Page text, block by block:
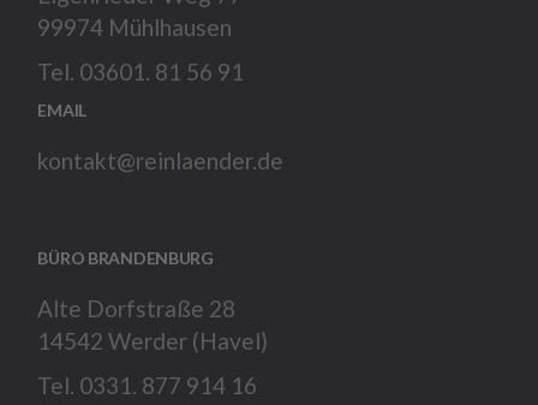
99974 Mühlhausen
Tel. 03601. 81 56 91
EMAIL
kontakt@reinlaender.de
BÜRO BRANDENBURG
Alte Dorfstraße 28
14542 Werder (Havel)
Tel. 0331. 877 914 16